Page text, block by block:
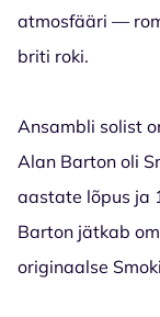
atmosfääri —
briti roki.
Ansambli solist
Alan Barton oli
aastate lõpus ja
Barton jätkab
originaalse